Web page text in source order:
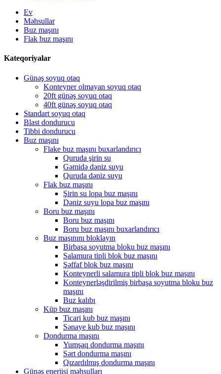
Ev
Məhsullar
Buz maşını
Flak buz maşını
Kateqoriyalar
Günəş soyuq otaq
Konteyner olmayan soyuq otaq
20ft günəş soyuq otaq
40ft günəş soyuq otaq
Standart soyuq otaq
Blast dondurucu
Tibbi dondurucu
Buz maşını
Flake buz maşını buxarlandırıcı
Quruda şirin su
Gəmidə dəniz suyu
Quruda dəniz suyu
Flak buz maşını
Şirin su lopa buz maşını
Dəniz suyu lopa buz maşını
Boru buz maşını
Boru buz maşını
Boru buz maşını buxarlandırıcı
Buz maşınını bloklayın
Birbaşa soyutma bloku buz maşını
Salamura tipli blok buz maşını
Şəffaf blok buz maşını
Konteynerli salamura tipli blok buz maşını
Konteynerləşdirilmiş birbaşa soyutma bloku buz
maşını
Buz kalıbı
Küp buz maşını
Ticari kub buz maşını
Sənaye kub buz maşını
Dondurma maşını
Yumşaq dondurma maşını
Sərt dondurma maşını
Qızardılmış dondurma maşını
Günəş enerjisi məhsulları